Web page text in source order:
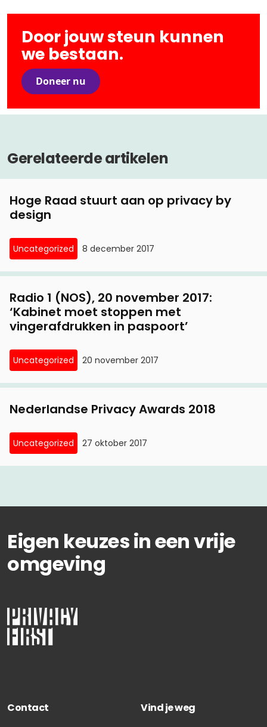
Door jouw steun kunnen
we bestaan.
Doneer nu
Gerelateerde artikelen
Hoge Raad stuurt aan op privacy by
design
Uncategorized 8 december 2017
Radio 1 (NOS), 20 november 2017:
‘Kabinet moet stoppen met
vingerafdrukken in paspoort’
Uncategorized 20 november 2017
Nederlandse Privacy Awards 2018
Uncategorized 27 oktober 2017
Eigen keuzes in een vrije
omgeving
Contact
Vind je weg